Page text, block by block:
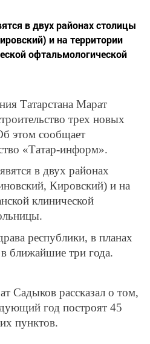
в двух районах столицы
и на территории
офтальмологической
Татарстана Марат
трех новых
этом сообщает
«Татар-информ».
в двух районах
Кировский) и на
клинической
республики, в планах
ближайшие три года.
Садыков рассказал о том,
год построят 45
пунктов.